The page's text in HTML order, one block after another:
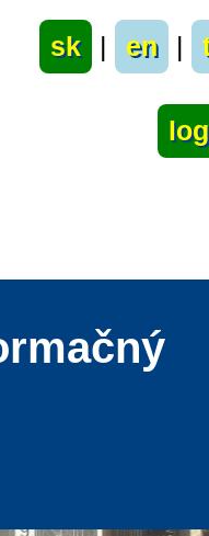
sk | en |